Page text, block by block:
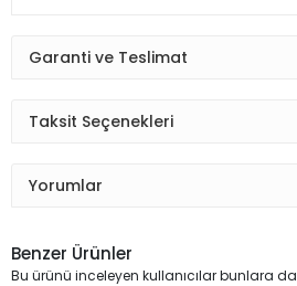
Garanti ve Teslimat
Taksit Seçenekleri
Yorumlar
Benzer Ürünler
Bu ürünü inceleyen kullanıcılar bunlara da